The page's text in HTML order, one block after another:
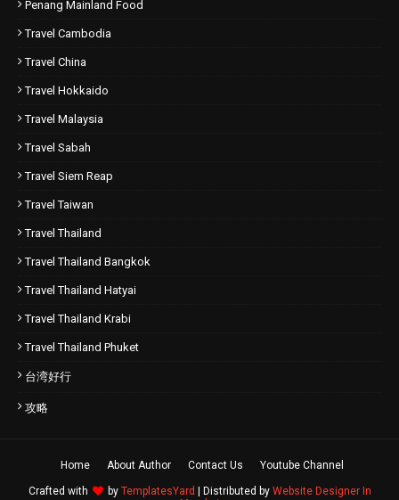
Penang Mainland Food
Travel Cambodia
Travel China
Travel Hokkaido
Travel Malaysia
Travel Sabah
Travel Siem Reap
Travel Taiwan
Travel Thailand
Travel Thailand Bangkok
Travel Thailand Hatyai
Travel Thailand Krabi
Travel Thailand Phuket
台湾好行
攻略
Home About Author Contact Us Youtube Channel
Crafted with by TemplatesYard | Distributed by Website Designer In